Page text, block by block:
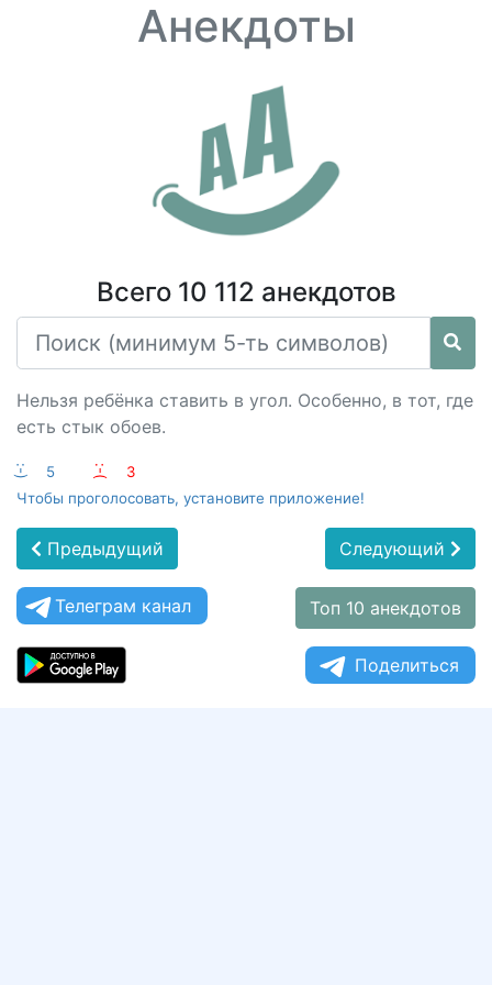
Анекдоты
Всего 10 112 анекдотов
Нельзя ребёнка ставить в угол. Особенно, в тот, где
есть стык обоев.
:-) 5 :-(
3
Чтобы проголосовать, установите приложение!
Предыдущий Следующий
Телеграм канал Топ 10 анекдотов
Поделиться